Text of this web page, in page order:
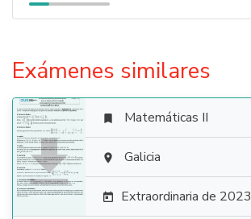
Exámenes similares

 Matemáticas II
 Galicia
 Extraordinaria de 2023